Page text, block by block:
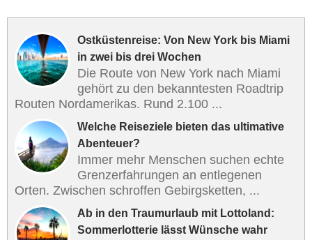
Ostküstenreise: Von New York bis Miami
in zwei bis drei Wochen
Die Route von New York nach Miami
gehört zu den bekanntesten Roadtrip
Routen Nordamerikas. Rund 2.100 ...
Welche Reiseziele bieten das ultimative
Abenteuer?
Immer mehr Menschen suchen echte
Grenzerfahrungen an entlegenen
Orten. Zwischen schroffen Gebirgsketten, ...
Ab in den Traumurlaub mit Lottoland:
Sommerlotterie lässt Wünsche wahr